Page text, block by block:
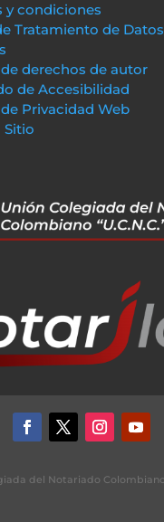
y condiciones
Tratamiento de Datos
de derechos de autor
de Accesibilidad
Privacidad Web
Sitio
del Notariado Colombiano